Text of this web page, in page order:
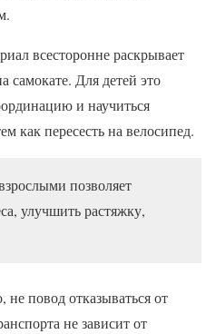
всесторонне раскрывает
самокате. Для детей это
и научиться
как пересесть на велосипед.
позволяет
улучшить растяжку,
повод отказываться от
не зависит от